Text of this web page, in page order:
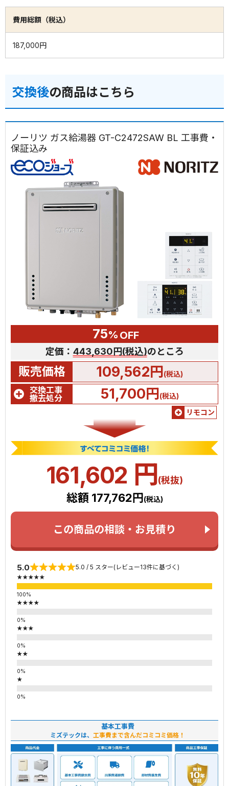
費用総額（税込）
187,000円
交換後の商品はこちら
ノーリツ ガス給湯器 GT-C2472SAW BL 工事費・
保証込み
75% OFF
定価： 443,630円(税込)のところ
販売価格 109,562円(税込)
交換工事
撤去処分
51,700円(税込)
リモコン
161,602 円(税抜)
総額 177,762円 (税込)
この商品の相談・お見積り
5.0 5.0 / 5 スター(レビュー13件に基づく)
★★★★★
★★★★
★★★
★★
★
基本工事費
ミズテックは、 工事費まで含んだコミコミ価格！